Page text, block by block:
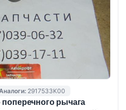
2917533K00
рычага